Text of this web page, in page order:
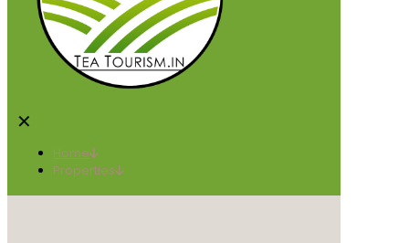
✕
Home
Properties